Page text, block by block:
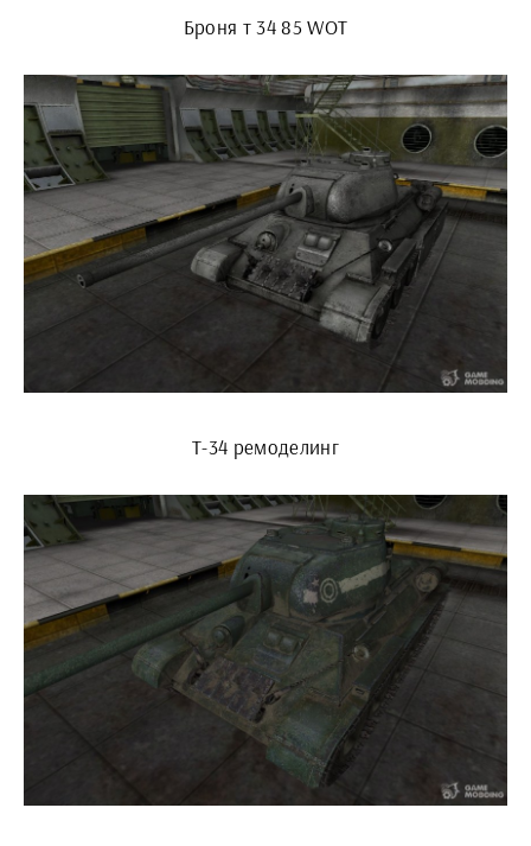
Броня т 34 85 WOT
Т-34 ремоделинг